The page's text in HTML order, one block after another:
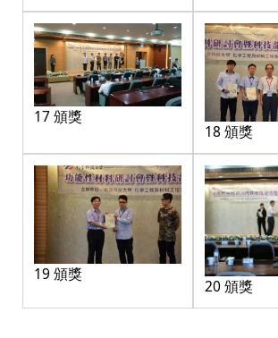
17 頒獎
18 頒獎
19 頒獎
20 頒獎